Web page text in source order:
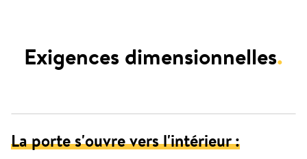
Exigences dimensionnelles.
La porte s'ouvre vers l'intérieur :